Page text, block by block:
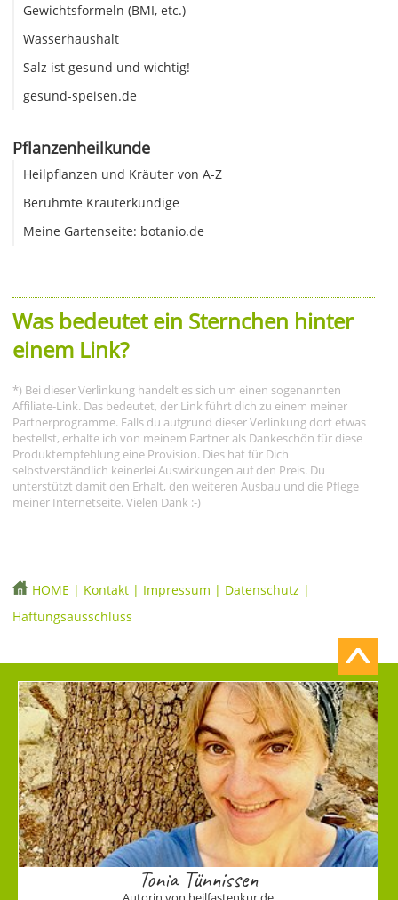
Gewichtsformeln (BMI, etc.)
Wasserhaushalt
Salz ist gesund und wichtig!
gesund-speisen.de
Pflanzenheilkunde
Heilpflanzen und Kräuter von A-Z
Berühmte Kräuterkundige
Meine Gartenseite: botanio.de
Was bedeutet ein Sternchen hinter
einem Link?
*) Bei dieser Verlinkung handelt es sich um einen sogenannten
Affiliate-Link. Das bedeutet, der Link führt dich zu einem meiner
Partnerprogramme. Falls du aufgrund dieser Verlinkung dort etwas
bestellst, erhalte ich von meinem Partner als Dankeschön für diese
Produktempfehlung eine Provision. Dies hat für Dich
selbstverständlich keinerlei Auswirkungen auf den Preis. Du
unterstützt damit den Erhalt, den weiteren Ausbau und die Pflege
meiner Internetseite. Vielen Dank :-)
HOME | Kontakt | Impressum | Datenschutz |
Haftungsausschluss
Tonia Tünnissen